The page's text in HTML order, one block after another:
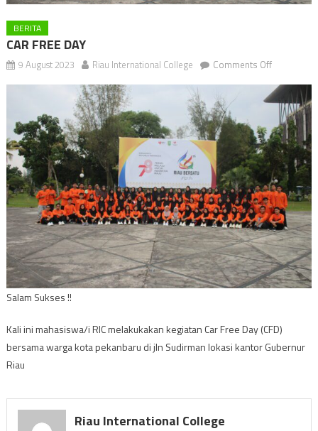
BERITA
CAR FREE DAY
9 August 2023 Riau International College Comments Offon
FREE
DAY
Salam Sukses !!
Kali ini mahasiswa/i RIC melakukakan kegiatan Car Free Day (CFD)
bersama warga kota pekanbaru di jln Sudirman lokasi kantor Gubernur
Riau
Riau International College